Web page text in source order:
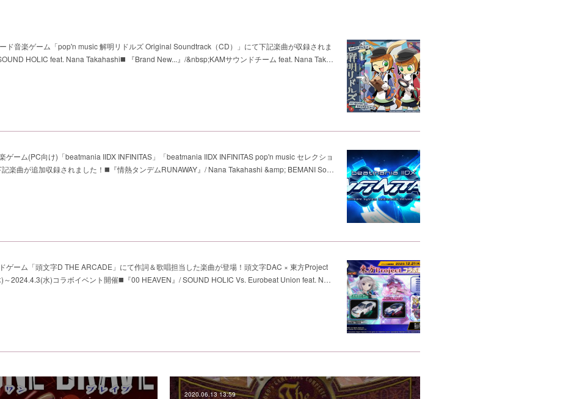
ド音楽ゲーム「pop'n music 解明リドルズ Original Soundtrack（CD）」にて下記楽曲が収録されま
HOLIC feat. Nana Takahashi◼️ 『Brand New...』/&nbsp;KAMサウンドチーム feat. Nana Tak…
ゲーム(PC向け)「beatmania IIDX INFINITAS」「beatmania IIDX INFINITAS pop'n music セレクショ
楽曲が追加収録されました！◼️『情熱タンデムRUNAWAY』/ Nana Takahashi &amp; BEMANI So…
ゲーム「頭文字D THE ARCADE」にて作詞＆歌唱担当した楽曲が登場！頭文字DAC × 東方Project
～2024.4.3(水)コラボイベント開催◼️『00 HEAVEN』/ SOUND HOLIC Vs. Eurobeat Union feat. N…
2020.06.13 13:59